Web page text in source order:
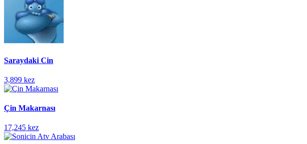
Saraydaki Cin
3,899 kez
Çin Makarnası
17,245 kez